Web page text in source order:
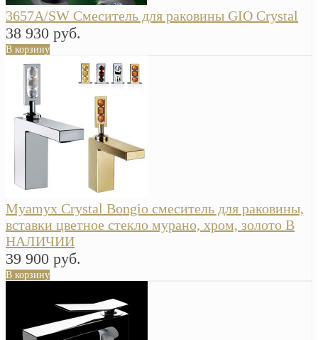
3657A/SW Смеситель для раковины GIO Crystal
38 930 руб.
В корзину
Myamyx Crystal Bongio смеситель для раковины,
вставки цветное стекло мурано, хром, золото В
НАЛИЧИИ
39 900 руб.
В корзину